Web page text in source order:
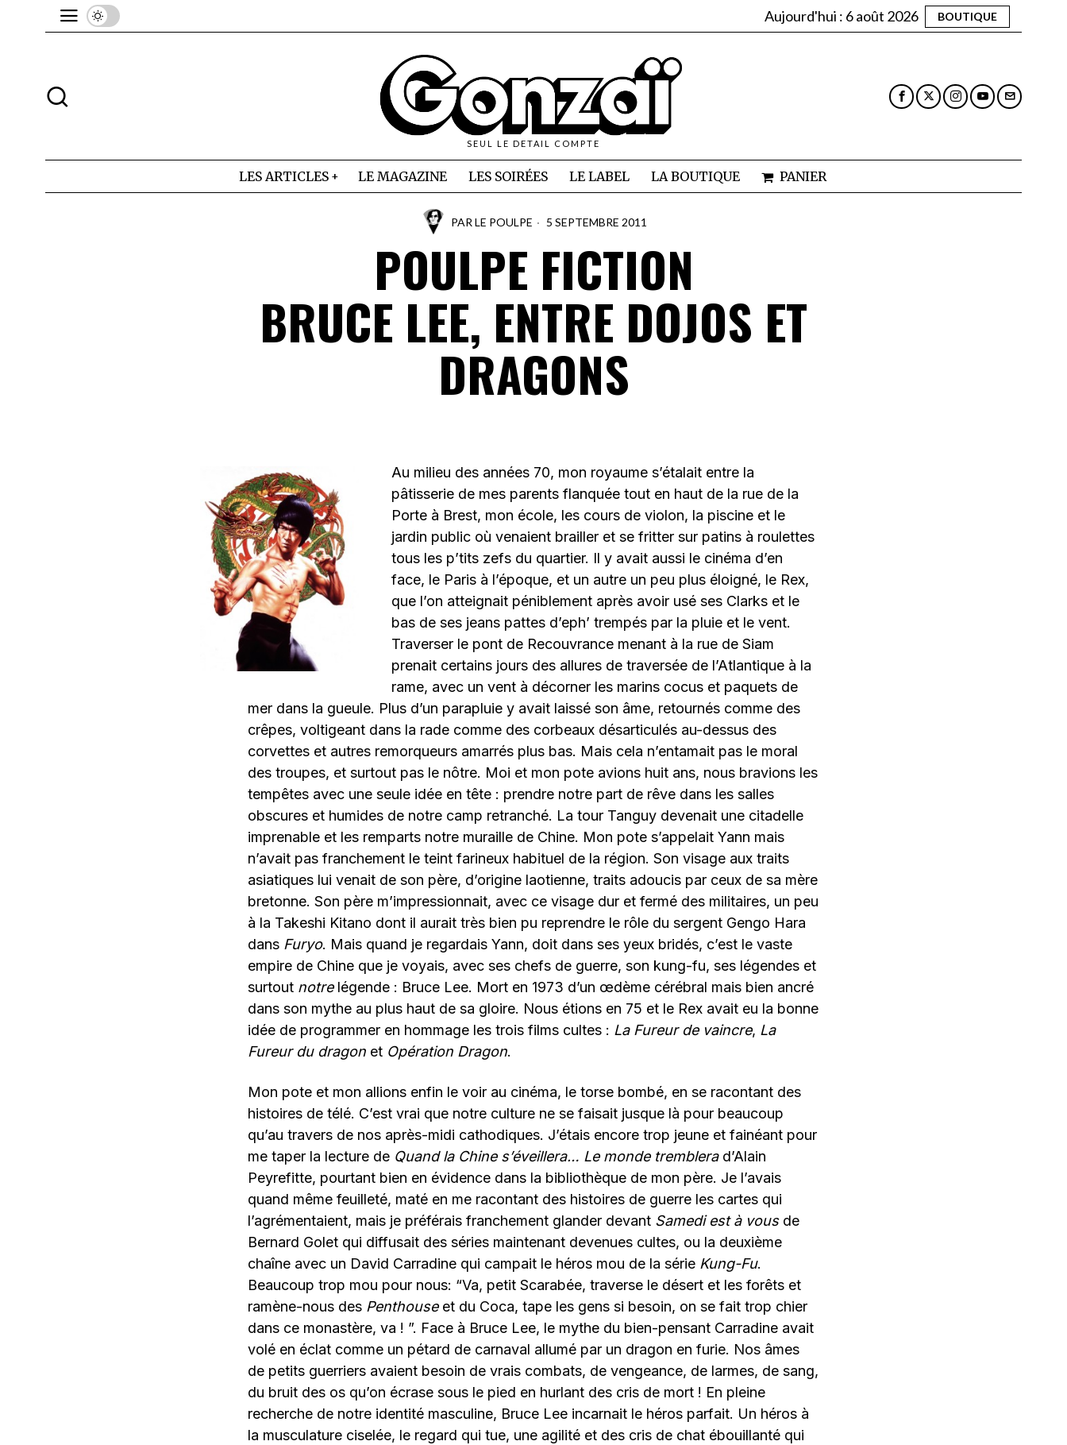
Aujourd'hui : 6 août 2026 BOUTIQUE
SEUL LE DETAIL COMPTE
LES ARTICLES LE MAGAZINE LES SOIRÉES LE LABEL LA BOUTIQUE PANIER
PAR LE POULPE 5 SEPTEMBRE 2011
POULPE FICTION
BRUCE LEE, ENTRE DOJOS ET
DRAGONS
Au milieu des années 70, mon royaume s’étalait entre la
pâtisserie de mes parents flanquée tout en haut de la rue de la
Porte à Brest, mon école, les cours de violon, la piscine et le
jardin public où venaient brailler et se fritter sur patins à roulettes
tous les p’tits zefs du quartier. Il y avait aussi le cinéma d’en
face, le Paris à l’époque, et un autre un peu plus éloigné, le Rex,
que l’on atteignait péniblement après avoir usé ses Clarks et le
bas de ses jeans pattes d’eph’ trempés par la pluie et le vent.
Traverser le pont de Recouvrance menant à la rue de Siam
prenait certains jours des allures de traversée de l’Atlantique à la
rame, avec un vent à décorner les marins cocus et paquets de
mer dans la gueule. Plus d’un parapluie y avait laissé son âme, retournés comme des
crêpes, voltigeant dans la rade comme des corbeaux désarticulés au-dessus des
corvettes et autres remorqueurs amarrés plus bas. Mais cela n’entamait pas le moral
des troupes, et surtout pas le nôtre. Moi et mon pote avions huit ans, nous bravions les
tempêtes avec une seule idée en tête : prendre notre part de rêve dans les salles
obscures et humides de notre camp retranché. La tour Tanguy devenait une citadelle
imprenable et les remparts notre muraille de Chine. Mon pote s’appelait Yann mais
n’avait pas franchement le teint farineux habituel de la région. Son visage aux traits
asiatiques lui venait de son père, d’origine laotienne, traits adoucis par ceux de sa mère
bretonne. Son père m’impressionnait, avec ce visage dur et fermé des militaires, un peu
à la Takeshi Kitano dont il aurait très bien pu reprendre le rôle du sergent Gengo Hara
dans Furyo. Mais quand je regardais Yann, doit dans ses yeux bridés, c’est le vaste
empire de Chine que je voyais, avec ses chefs de guerre, son kung-fu, ses légendes et
surtout notrelégende : Bruce Lee. Mort en 1973 d’un œdème cérébral mais bien ancré
dans son mythe au plus haut de sa gloire. Nous étions en 75 et le Rex avait eu la bonne
idée de programmer en hommage les trois films cultes : La Fureur de vaincre, La
Fureur du dragon et Opération Dragon.
Mon pote et mon allions enfin le voir au cinéma, le torse bombé, en se racontant des
histoires de télé. C’est vrai que notre culture ne se faisait jusque là pour beaucoup
qu’au travers de nos après-midi cathodiques. J’étais encore trop jeune et fainéant pour
me taper la lecture de Quand la Chine s’éveillera… Le monde tremblera d’Alain
Peyrefitte, pourtant bien en évidence dans la bibliothèque de mon père. Je l’avais
quand même feuilleté, maté en me racontant des histoires de guerre les cartes qui
l’agrémentaient, mais je préférais franchement glander devant Samedi est à vousde
Bernard Golet qui diffusait des séries maintenant devenues cultes, ou la deuxième
chaîne avec un David Carradine qui campait le héros mou de la série Kung-Fu.
Beaucoup trop mou pour nous: “Va, petit Scarabée, traverse le désert et les forêts et
ramène-nous des Penthouseet du Coca, tape les gens si besoin, on se fait trop chier
dans ce monastère, va ! ”. Face à Bruce Lee, le mythe du bien-pensant Carradine avait
volé en éclat comme un pétard de carnaval allumé par un dragon en furie. Nos âmes
de petits guerriers avaient besoin de vrais combats, de vengeance, de larmes, de sang,
du bruit des os qu’on écrase sous le pied en hurlant des cris de mort ! En pleine
recherche de notre identité masculine, Bruce Lee incarnait le héros parfait. Un héros à
la musculature ciselée, le regard qui tue, une agilité et des cris de chat ébouillanté qui